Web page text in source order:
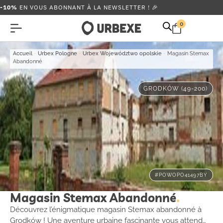
-10% EN VOUS ABONNANT À LA NEWSLETTER ! 🎉
0
Accueil - Urbex Pologne - Urbex Województwo opolskie - Magasin Stemax
Abandonné
GRODKÓW (49-200)
#POWOPO41497BY
Magasin Stemax Abandonné
Découvrez l’énigmatique magasin Stemax abandonné à
Grodków ! Une aventure urbaine fascinante vous attend